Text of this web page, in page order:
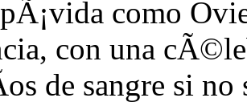
como
con una
de sangre si no